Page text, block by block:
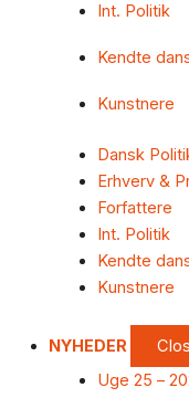
Int. Politik
Kendte
Kunstnere
Dansk
Erhverv &
Forfattere
Int. Politik
Kendte
Kunstnere
NYHEDER
Uge 25 –